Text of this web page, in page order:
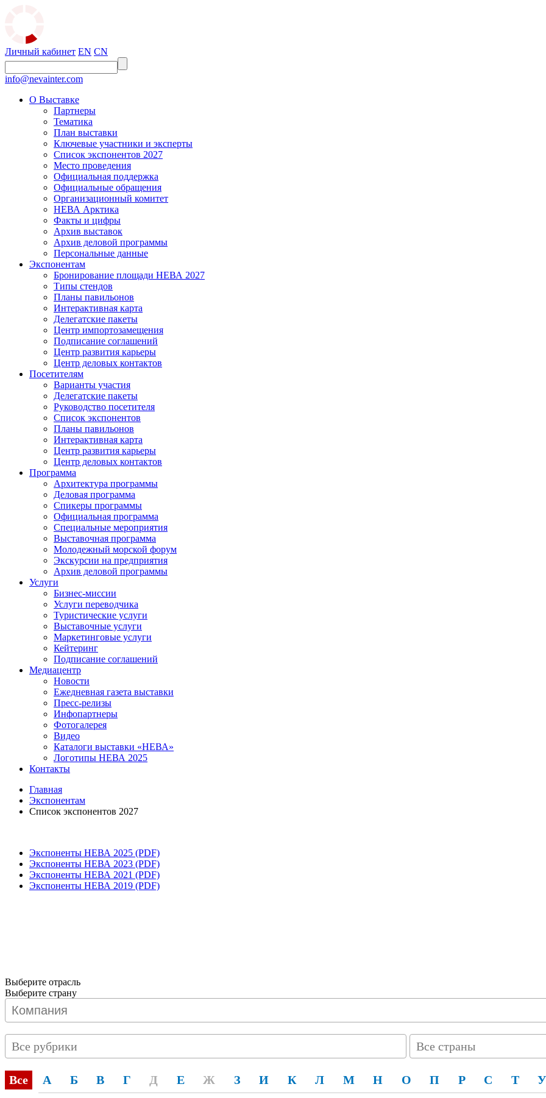
Личный кабинет EN CN
info@nevainter.com
О Выставке
Партнеры
Тематика
План выставки
Ключевые участники и эксперты
Список экспонентов 2027
Место проведения
Официальная поддержка
Официальные обращения
Организационный комитет
НЕВА Арктика
Факты и цифры
Архив выставок
Архив деловой программы
Персональные данные
Экспонентам
Бронирование площади НЕВА 2027
Типы стендов
Планы павильонов
Интерактивная карта
Делегатские пакеты
Центр импортозамещения
Подписание соглашений
Центр развития карьеры
Центр деловых контактов
Посетителям
Варианты участия
Делегатские пакеты
Руководство посетителя
Список экспонентов
Планы павильонов
Интерактивная карта
Центр развития карьеры
Центр деловых контактов
Программа
Архитектура программы
Деловая программа
Спикеры программы
Официальная программа
Специальные мероприятия
Выставочная программа
Молодежный морской форум
Экскурсии на предприятия
Архив деловой программы
Услуги
Бизнес-миссии
Услуги переводчика
Туристические услуги
Выставочные услуги
Маркетинговые услуги
Кейтеринг
Подписание соглашений
Медиацентр
Новости
Ежедневная газета выставки
Пресс-релизы
Инфопартнеры
Фотогалерея
Видео
Каталоги выставки «НЕВА»
Логотипы НЕВА 2025
Контакты
Главная
Экспонентам
Список экспонентов 2027
Экспоненты НЕВА 2025 (PDF)
Экспоненты НЕВА 2023 (PDF)
Экспоненты НЕВА 2021 (PDF)
Экспоненты НЕВА 2019 (PDF)
Выберите отрасль
Выберите страну
Все рубрики Все страны
Все А Б В Г Д Е Ж З И К Л М Н О П Р С Т У